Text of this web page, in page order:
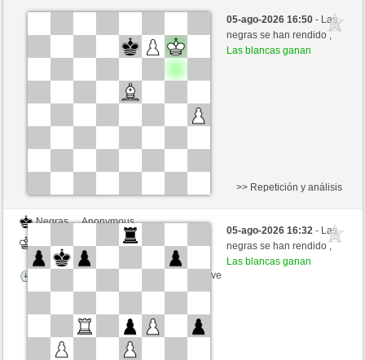
Negras
Anonymous
Tiempo: 5 minutes/side + 8 seconds/move
05-ago-2026 16:50- Las
negras se han rendido ,
Las blancas ganan
Negras
Anonymous
Hinkelstein (1309)
Tiempo: 5 minutes/side + 8 seconds/move
>> Repetición y análisis
05-ago-2026 16:32- Las
negras se han rendido ,
Las blancas ganan